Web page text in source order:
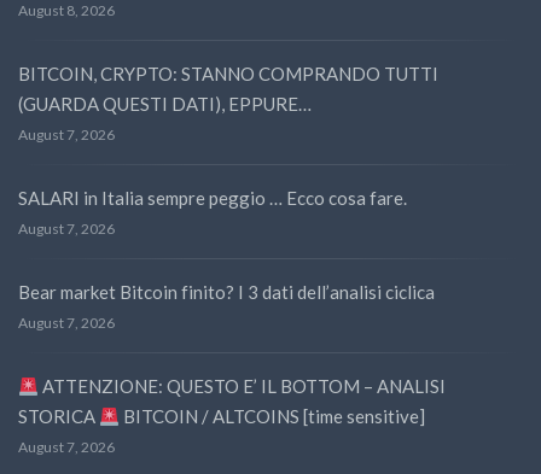
August 8, 2026
BITCOIN, CRYPTO: STANNO COMPRANDO TUTTI
(GUARDA QUESTI DATI), EPPURE…
August 7, 2026
SALARI in Italia sempre peggio … Ecco cosa fare.
August 7, 2026
Bear market Bitcoin finito? I 3 dati dell’analisi ciclica
August 7, 2026
ATTENZIONE: QUESTO E’ IL BOTTOM – ANALISI
STORICA
BITCOIN / ALTCOINS [time sensitive]
August 7, 2026